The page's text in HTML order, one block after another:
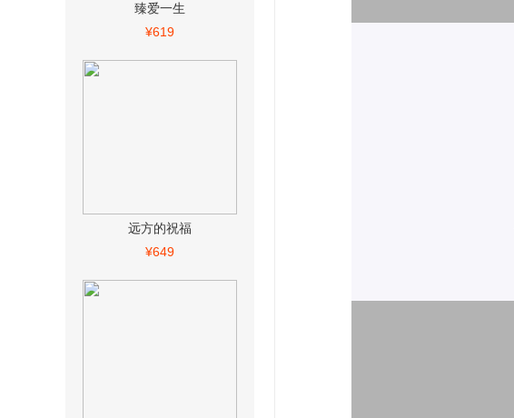
臻爱一生
¥619
远方的祝福
¥649